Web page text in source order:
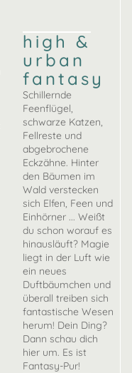
high &
urban
fantasy
Schillernde
Feenflügel,
schwarze Katzen,
Fellreste und
abgebrochene
Eckzähne. Hinter
den Bäumen im
Wald verstecken
sich Elfen, Feen und
Einhörner ... Weißt
du schon worauf es
hinausläuft? Magie
liegt in der Luft wie
ein neues
Duftbäumchen und
überall treiben sich
fantastische Wesen
herum! Dein Ding?
Dann schau dich
hier um. Es ist
Fantasy-Pur!